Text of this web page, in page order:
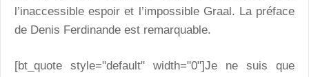
l’inaccessible espoir et l’impossible Graal. La préface
de Denis Ferdinande est remarquable.
[bt_quote style="default" width="0"]Je ne suis que